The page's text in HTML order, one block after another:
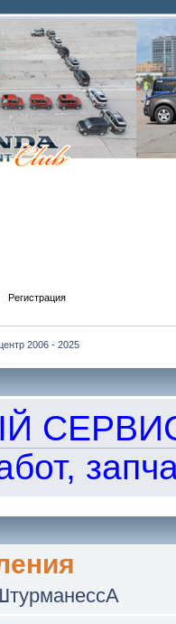
Регистрация
2006 - 2025